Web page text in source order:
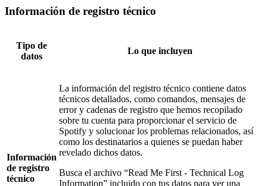
Información de registro técnico
Tipo de
datos
Lo que incluyen
Información
de registro
técnico
La información del registro técnico contiene datos
técnicos detallados, como comandos, mensajes de
error y cadenas de registro que hemos recopilado
sobre tu cuenta para proporcionar el servicio de
Spotify y solucionar los problemas relacionados, así
como los destinatarios a quienes se puedan haber
revelado dichos datos.
Busca el archivo “Read Me First - Technical Log
Information” incluido con tus datos para ver una